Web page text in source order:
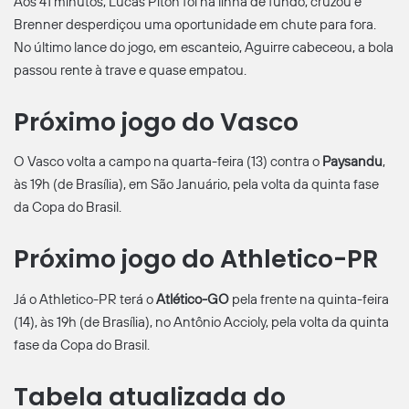
Brenner desperdiçou uma oportunidade em chute para fora.
No último lance do jogo, em escanteio, Aguirre cabeceou, a bola
passou rente à trave e quase empatou.
Próximo jogo do Vasco
O Vasco volta a campo na quarta-feira (13) contra o Paysandu,
às 19h (de Brasília), em São Januário, pela volta da quinta fase
da Copa do Brasil.
Próximo jogo do Athletico-PR
Já o Athletico-PR terá oAtlético-GO pela frente na quinta-feira
(14), às 19h (de Brasília), no Antônio Accioly, pela volta da quinta
fase da Copa do Brasil.
Tabela atualizada do